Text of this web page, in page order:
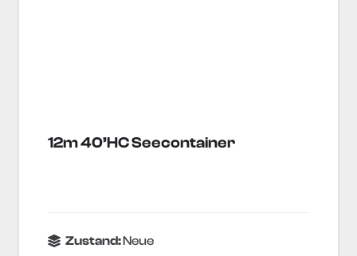
12m 40’HC Seecontainer
Zustand:Neue